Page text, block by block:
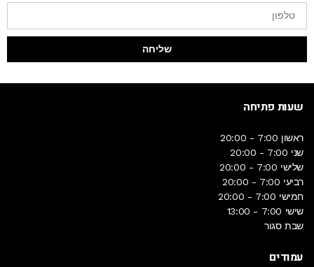
טלפון
שליחה
שעות פתיחה
ראשון 7:00 - 20:00
שני 7:00 - 20:00
שלישי 7:00 - 20:00
רביעי 7:00 - 20:00
חמישי 7:00 - 20:00
שישי 7:00 - 13:00
שבת סגור
עמודים